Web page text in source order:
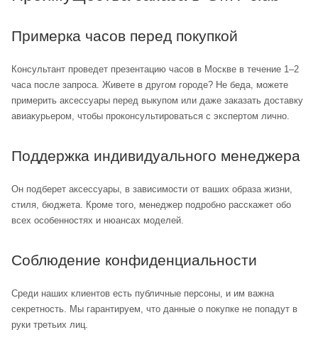
Примерка часов перед покупкой
Консультант проведет презентацию часов в Москве в течение 1–2
часа после запроса. Живете в другом городе? Не беда, можете
примерить аксессуары перед выкупом или даже заказать доставку
авиакурьером, чтобы проконсультироваться с экспертом лично.
Поддержка индивидуального менеджера
Он подберет аксессуары, в зависимости от ваших образа жизни,
стиля, бюджета. Кроме того, менеджер подробно расскажет обо
всех особенностях и нюансах моделей.
Соблюдение конфиденциальности
Среди наших клиентов есть публичные персоны, и им важна
секретность. Мы гарантируем, что данные о покупке не попадут в
руки третьих лиц.